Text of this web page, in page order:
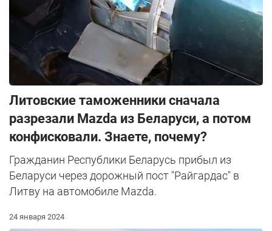
Литовские таможенники сначала
разрезали Mazda из Беларуси, а потом
конфисковали. Знаете, почему?
Гражданин Республики Беларусь прибыл из
Беларуси через дорожный пост "Райгардас" в
Литву на автомобиле Mazda.
24 января 2024